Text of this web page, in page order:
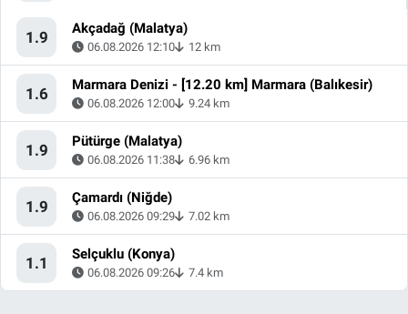
1.9 Akçadağ (Malatya)
06.08.2026 12:10 12 km
1.6 Marmara Denizi - [12.20 km] Marmara (Balıkesir)
06.08.2026 12:00 9.24 km
1.9 Pütürge (Malatya)
06.08.2026 11:38 6.96 km
1.9 Çamardı (Niğde)
06.08.2026 09:29 7.02 km
1.1 Selçuklu (Konya)
06.08.2026 09:26 7.4 km